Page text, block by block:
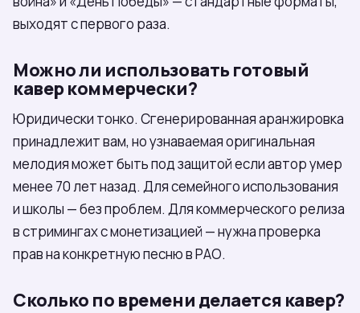
выходят с первого раза.
Можно ли использовать готовый
кавер коммерчески?
Юридически тонко. Сгенерированная аранжировка
принадлежит вам, но узнаваемая оригинальная
мелодия может быть под защитой если автор умер
менее 70 лет назад. Для семейного использования
и школы — без проблем. Для коммерческого релиза
в стримингах с монетизацией — нужна проверка
прав на конкретную песню в РАО.
Сколько по времени делается кавер?